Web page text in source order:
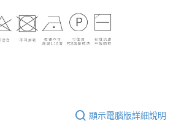
顯示電腦版詳細說明